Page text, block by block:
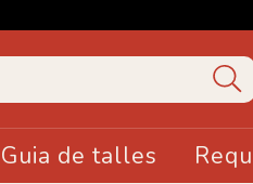
Guia de talles